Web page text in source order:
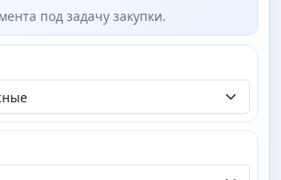
под задачу закупки.